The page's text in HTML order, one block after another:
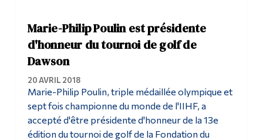
Marie-Philip Poulin est présidente
d'honneur du tournoi de golf de
Dawson
20 AVRIL 2018
Marie-Philip Poulin, triple médaillée olympique et
sept fois championne du monde de l'IIHF, a
accepté d'être présidente d'honneur de la 13e
édition du tournoi de golf de la Fondation du